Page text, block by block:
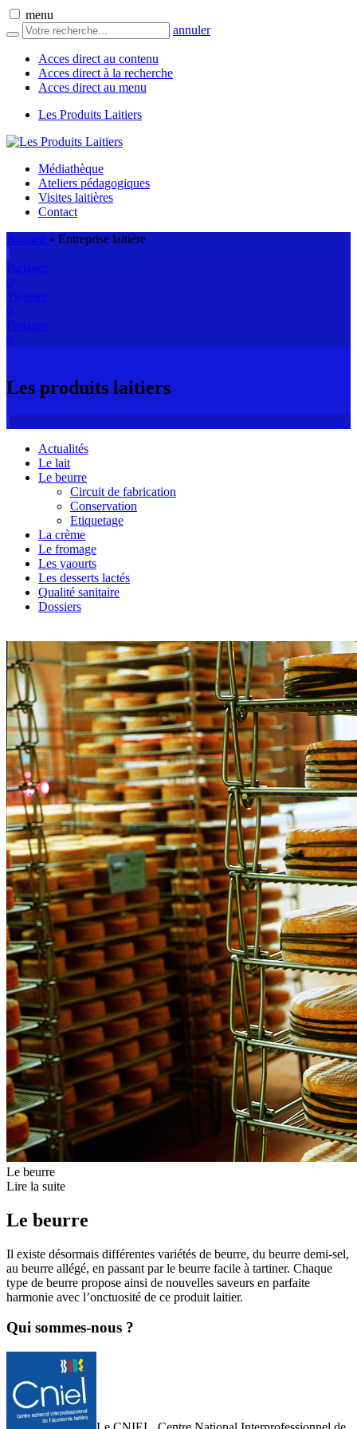
menu
annuler
Acces direct au contenu
Acces direct à la recherche
Acces direct au menu
Les Produits Laitiers
Médiathèque
Ateliers pédagogiques
Visites laitières
Contact
Accueil » Entreprise laitière
Partager
0
Tweeter
0
Partager
0
Les produits laitiers
Actualités
Le lait
Le beurre
Circuit de fabrication
Conservation
Etiquetage
La crème
Le fromage
Les yaourts
Les desserts lactés
Qualité sanitaire
Dossiers
Le beurre
Lire la suite
Le beurre
Il existe désormais différentes variétés de beurre, du beurre demi-sel,
au beurre allégé, en passant par le beurre facile à tartiner. Chaque
type de beurre propose ainsi de nouvelles saveurs en parfaite
harmonie avec l’onctuosité de ce produit laitier.
Qui sommes-nous ?